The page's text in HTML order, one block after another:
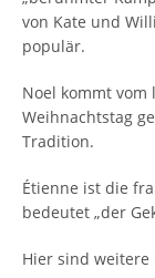
von Kate und
populär.
Noel kommt vom
Weihnachtstag
Tradition.
Étienne ist die
bedeutet „der
Hier sind